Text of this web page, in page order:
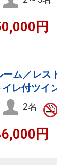
円
ーム／レス
レ付ツイ
2名
円